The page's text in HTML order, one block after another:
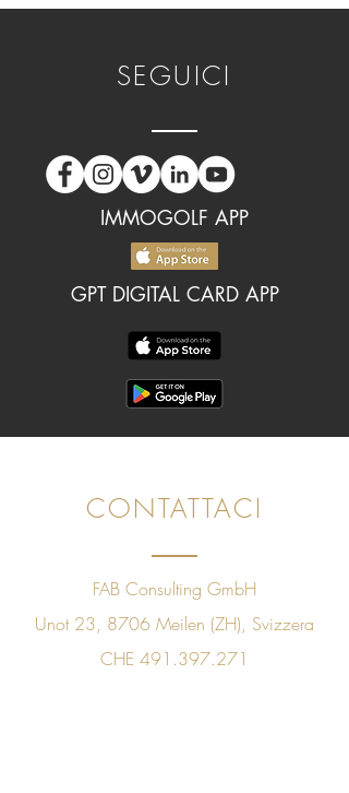
SEGUICI
IMMOGOLF APP
GPT DIGITAL CARD APP
CONTATTACI
FAB Consulting GmbH
Unot 23, 8706 Meilen (ZH), Svizzera
CHE 491.397.271